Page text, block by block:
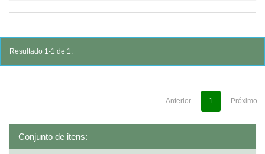
Resultado 1-1 de 1.
Anterior 1 Próximo
Conjunto de itens: